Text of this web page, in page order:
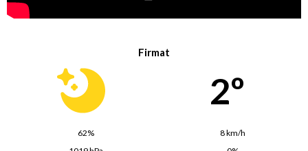
Firmat
2º
62%
8 km/h